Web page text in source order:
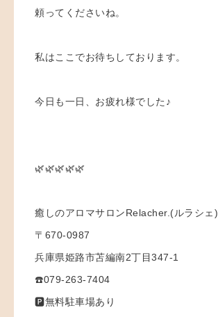
頼ってくださいね。
私はここでお待ちしております。
今日も一日、お疲れ様でした♪
🌿🌿🌿🌿🌿
癒しのアロマサロンRelacher.(ルラシェ)
〒670-0987
兵庫県姫路市苫編南2丁目347-1
☎️079-263-7404
🅿️無料駐車場あり